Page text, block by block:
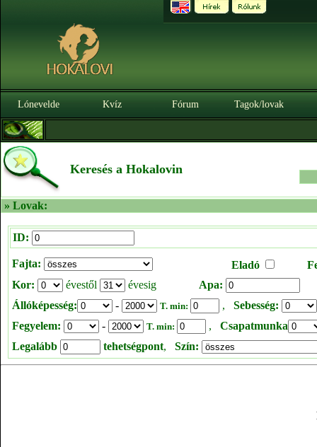
Lónevelde Kvíz Fórum Tagok/lovak
Keresés a Hokalovin
» Lovak:
ID:
Fajta: Eladó
Kor:
évestől évesig
Apa:
Állóképesség:
- T. min: , Sebesség:
Fegyelem:
- T. min: , Csapatmunka
Legalább
tehetségpont, Szín: